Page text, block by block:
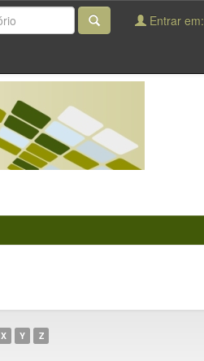
Entrar em:
X Y Z